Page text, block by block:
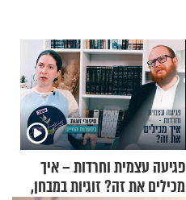
פגיעה עצמית וחרדות – איך
מכילים את זה? זוגיות במבחן,